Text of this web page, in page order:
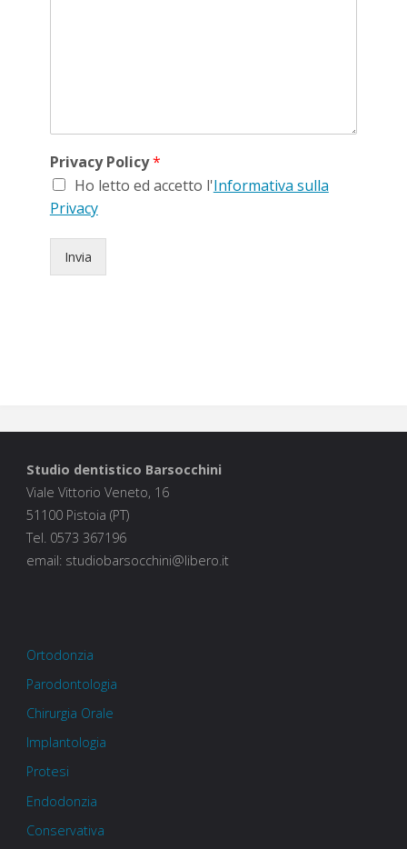
Privacy Policy*
Ho letto ed accetto l'Informativa sulla
Privacy
Invia
Studio dentistico Barsocchini
Viale Vittorio Veneto, 16
51100 Pistoia (PT)
Tel. 0573 367196
email: studiobarsocchini@libero.it
Ortodonzia
Parodontologia
Chirurgia Orale
Implantologia
Protesi
Endodonzia
Conservativa